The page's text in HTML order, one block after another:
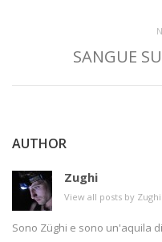
SANGUE
AUTHOR
Zughi
View all posts by Zughi
Sono Züghi e sono un'aquila